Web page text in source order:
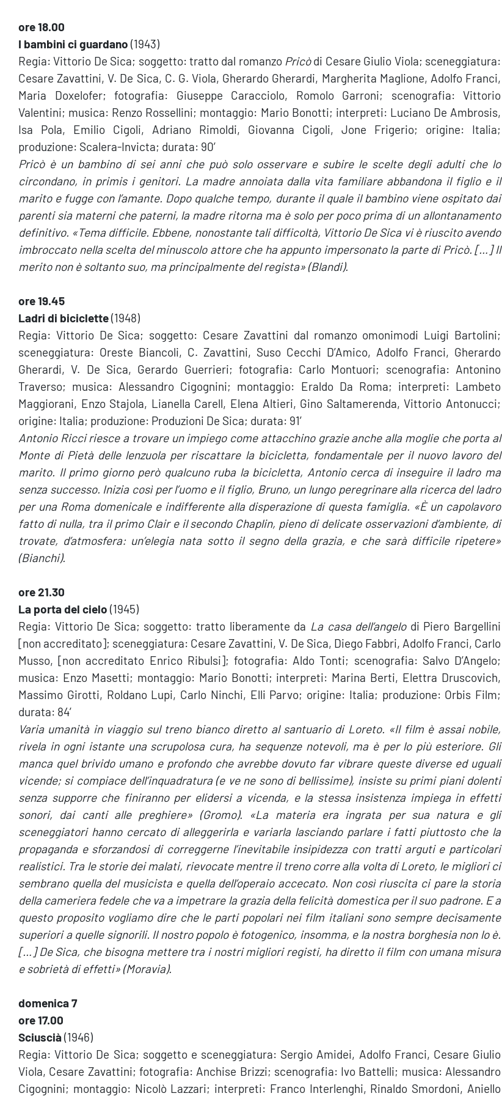
ore 18.00
I bambini ci guardano (1943)
Regia: Vittorio De Sica; soggetto: tratto dal romanzo Pricòdi Cesare Giulio Viola; sceneggiatura:
Cesare Zavattini, V. De Sica, C. G. Viola, Gherardo Gherardi, Margherita Maglione, Adolfo Franci,
Maria Doxelofer; fotografia: Giuseppe Caracciolo, Romolo Garroni; scenografia: Vittorio
Valentini; musica: Renzo Rossellini; montaggio: Mario Bonotti; interpreti: Luciano De Ambrosis,
Isa Pola, Emilio Cigoli, Adriano Rimoldi, Giovanna Cigoli, Jone Frigerio; origine: Italia;
produzione: Scalera-Invicta; durata: 90′
Pricò è un bambino di sei anni che può solo osservare e subire le scelte degli adulti che lo
circondano, in primis i genitori. La madre annoiata dalla vita familiare abbandona il figlio e il
marito e fugge con l’amante. Dopo qualche tempo, durante il quale il bambino viene ospitato dai
parenti sia materni che paterni, la madre ritorna ma è solo per poco prima di un allontanamento
definitivo. «Tema difficile. Ebbene, nonostante tali difficoltà, Vittorio De Sica vi è riuscito avendo
imbroccato nella scelta del minuscolo attore che ha appunto impersonato la parte di Pricò. […] Il
merito non è soltanto suo, ma principalmente del regista» (Blandi).
ore 19.45
Ladri di biciclette(1948)
Regia: Vittorio De Sica; soggetto: Cesare Zavattini dal romanzo omonimodi Luigi Bartolini;
sceneggiatura: Oreste Biancoli, C. Zavattini, Suso Cecchi D’Amico, Adolfo Franci, Gherardo
Gherardi, V. De Sica, Gerardo Guerrieri; fotografia: Carlo Montuori; scenografia: Antonino
Traverso; musica: Alessandro Cigognini; montaggio: Eraldo Da Roma; interpreti: Lambeto
Maggiorani, Enzo Stajola, Lianella Carell, Elena Altieri, Gino Saltamerenda, Vittorio Antonucci;
origine: Italia; produzione: Produzioni De Sica; durata: 91′
Antonio Ricci riesce a trovare un impiego come attacchino grazie anche alla moglie che porta al
Monte di Pietà delle lenzuola per riscattare la bicicletta, fondamentale per il nuovo lavoro del
marito. Il primo giorno però qualcuno ruba la bicicletta, Antonio cerca di inseguire il ladro ma
senza successo. Inizia così per l’uomo e il figlio, Bruno, un lungo peregrinare alla ricerca del ladro
per una Roma domenicale e indifferente alla disperazione di questa famiglia. «È un capolavoro
fatto di nulla, tra il primo Clair e il secondo Chaplin, pieno di delicate osservazioni d’ambiente, di
trovate, d’atmosfera: un’elegia nata sotto il segno della grazia, e che sarà difficile ripetere»
(Bianchi).
ore 21.30
La porta del cielo (1945)
Regia: Vittorio De Sica; soggetto: tratto liberamente da La casa dell’angelodi Piero Bargellini
[non accreditato]; sceneggiatura: Cesare Zavattini, V. De Sica, Diego Fabbri, Adolfo Franci, Carlo
Musso, [non accreditato Enrico Ribulsi]; fotografia: Aldo Tonti; scenografia: Salvo D’Angelo;
musica: Enzo Masetti; montaggio: Mario Bonotti; interpreti: Marina Berti, Elettra Druscovich,
Massimo Girotti, Roldano Lupi, Carlo Ninchi, Elli Parvo; origine: Italia; produzione: Orbis Film;
durata: 84′
Varia umanità in viaggio sul treno bianco diretto al santuario di Loreto. «Il film è assai nobile,
rivela in ogni istante una scrupolosa cura, ha sequenze notevoli, ma è per lo più esteriore. Gli
manca quel brivido umano e profondo che avrebbe dovuto far vibrare queste diverse ed uguali
vicende; si compiace dell’inquadratura (e ve ne sono di bellissime), insiste su primi piani dolenti
senza supporre che finiranno per elidersi a vicenda, e la stessa insistenza impiega in effetti
sonori, dai canti alle preghiere» (Gromo). «La materia era ingrata per sua natura e gli
sceneggiatori hanno cercato di alleggerirla e variarla lasciando parlare i fatti piuttosto che la
propaganda e sforzandosi di correggerne l’inevitabile insipidezza con tratti arguti e particolari
realistici. Tra le storie dei malati, rievocate mentre il treno corre alla volta di Loreto, le migliori ci
sembrano quella del musicista e quella dell’operaio accecato. Non così riuscita ci pare la storia
della cameriera fedele che va a impetrare la grazia della felicità domestica per il suo padrone. E a
questo proposito vogliamo dire che le parti popolari nei film italiani sono sempre decisamente
superiori a quelle signorili. Il nostro popolo è fotogenico, insomma, e la nostra borghesia non lo è.
[…] De Sica, che bisogna mettere tra i nostri migliori registi, ha diretto il film con umana misura
e sobrietà di effetti» (Moravia).
domenica 7
ore 17.00
Sciuscià(1946)
Regia: Vittorio De Sica; soggetto e sceneggiatura: Sergio Amidei, Adolfo Franci, Cesare Giulio
Viola, Cesare Zavattini; fotografia: Anchise Brizzi; scenografia: Ivo Battelli; musica: Alessandro
Cigognini; montaggio: Nicolò Lazzari; interpreti: Franco Interlenghi, Rinaldo Smordoni, Aniello